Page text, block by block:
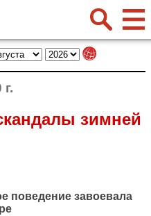
зимней
поведение завоевала